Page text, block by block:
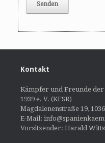
Kontakt
Kämpfer und Freunde der
1939 e. V. (KFSR)
Magdalenenstraße 19,
E-Mail:
Vorsitzender: Harald